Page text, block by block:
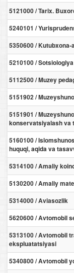
5121000 / Tarix.
5240101 /
5350600 /
5210100 / Sotsiologiya
5112500 / Muzey
5151902 /
5151901 /
konservatsiyalash va
5160100 /
huquqi, aqida va
5314100 / Amaliy
5130200 / Amaliy
5314000 / Aviasozlik
5620600 / Avtomobil
5313100 / Avtomobil
ekspluatatsiyasi
5340800 / Avtomobil